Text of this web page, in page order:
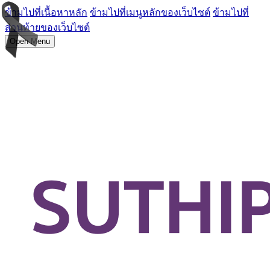
ข้ามไปที่เนื้อหาหลัก ข้ามไปที่เมนูหลักของเว็บไซต์ ข้ามไปที่
ส่วนท้ายของเว็บไซต์
Open Menu